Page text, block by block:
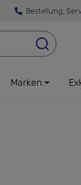
Bestellung,
Marken